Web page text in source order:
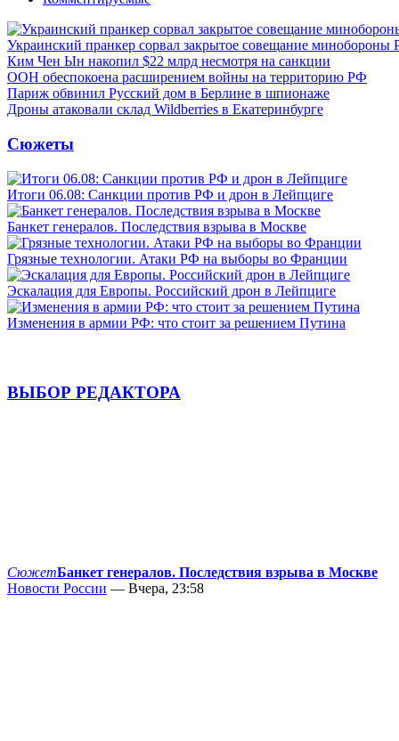
Украинский пранкер сорвал закрытое совещание минобороны
Ким Чен Ын накопил $22 млрд несмотря на санкции
ООН обеспокоена расширением войны на территорию РФ
Париж обвинил Русский дом в Берлине в шпионаже
Дроны атаковали склад Wildberries в Екатеринбурге
Сюжеты
Итоги 06.08: Санкции против РФ и дрон в Лейпциге
Банкет генералов. Последствия взрыва в Москве
Грязные технологии. Атаки РФ на выборы во Франции
Эскалация для Европы. Российский дрон в Лейпциге
Изменения в армии РФ: что стоит за решением Путина
ВЫБОР РЕДАКТОРА
СюжетБанкет генералов. Последствия взрыва в Москве
Новости России — Вчера, 23:58